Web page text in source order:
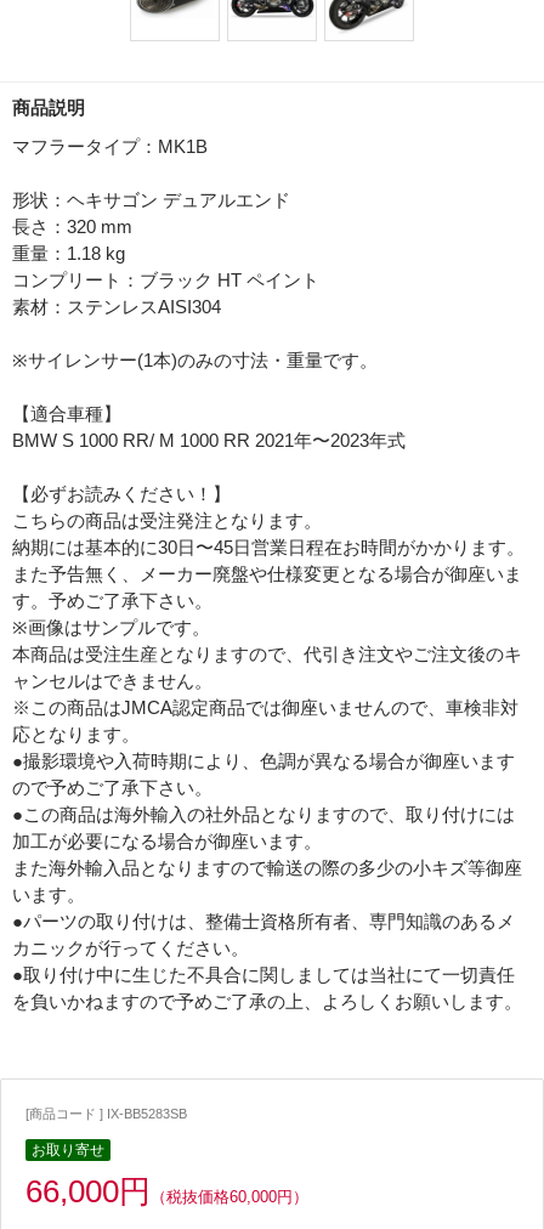
商品説明
マフラータイプ：MK1B
形状：ヘキサゴン デュアルエンド
長さ：320 mm
重量：1.18 kg
コンプリート：ブラック HT ペイント
素材：ステンレスAISI304
※サイレンサー(1本)のみの寸法・重量です。
【適合車種】
BMW S 1000 RR/ M 1000 RR 2021年〜2023年式
【必ずお読みください！】
こちらの商品は受注発注となります。
納期には基本的に30日〜45日営業日程在お時間がかかります。
また予告無く、メーカー廃盤や仕様変更となる場合が御座いま
す。予めご了承下さい。
※画像はサンプルです。
本商品は受注生産となりますので、代引き注文やご注文後のキ
ャンセルはできません。
※この商品はJMCA認定商品では御座いませんので、車検非対
応となります。
●撮影環境や入荷時期により、色調が異なる場合が御座います
ので予めご了承下さい。
●この商品は海外輸入の社外品となりますので、取り付けには
加工が必要になる場合が御座います。
また海外輸入品となりますので輸送の際の多少の小キズ等御座
います。
●パーツの取り付けは、整備士資格所有者、専門知識のあるメ
カニックが行ってください。
●取り付け中に生じた不具合に関しましては当社にて一切責任
を負いかねますので予めご了承の上、よろしくお願いします。
[商品コード ] IX-BB5283SB
お取り寄せ
66,000円 （税抜価格60,000円）